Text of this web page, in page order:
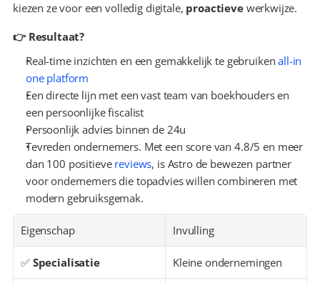
kiezen ze voor een volledig digitale, proactieve werkwijze.
👉 Resultaat?
Real-time inzichten en een gemakkelijk te gebruiken all-in
one platform
Een directe lijn met een vast team van boekhouders en
een persoonlijke fiscalist
Persoonlijk advies binnen de 24u
Tevreden ondernemers. Met een score van 4.8/5 en meer
dan 100 positieve reviews, is Astro de bewezen partner
voor ondernemers die topadvies willen combineren met
modern gebruiksgemak.
Eigenschap Invulling
✅ Specialisatie Kleine ondernemingen